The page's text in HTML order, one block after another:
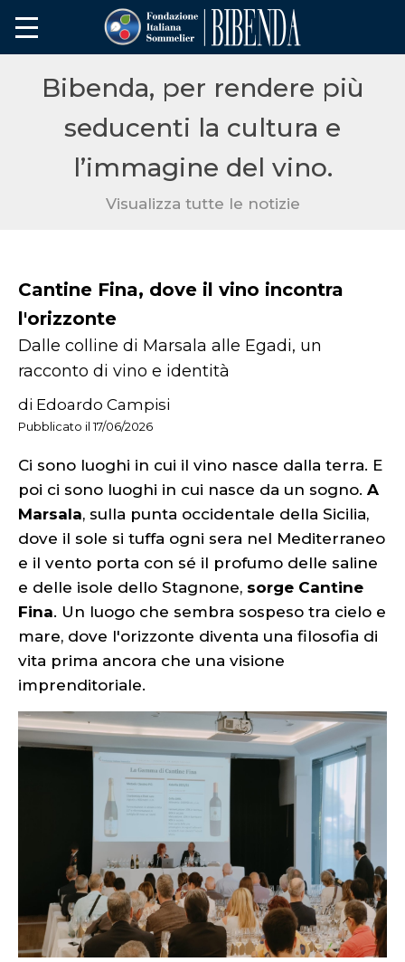
Bibenda, per rendere più
seducenti la cultura e
l’immagine del vino.
Visualizza tutte le notizie
Cantine Fina, dove il vino incontra
l'orizzonte
Dalle colline di Marsala alle Egadi, un
racconto di vino e identità
di Edoardo Campisi
Pubblicato il 17/06/2026
Ci sono luoghi in cui il vino nasce dalla terra. E
poi ci sono luoghi in cui nasce da un sogno. A
Marsala, sulla punta occidentale della Sicilia,
dove il sole si tuffa ogni sera nel Mediterraneo
e il vento porta con sé il profumo delle saline
e delle isole dello Stagnone, sorge Cantine
Fina. Un luogo che sembra sospeso tra cielo e
mare, dove l'orizzonte diventa una filosofia di
vita prima ancora che una visione
imprenditoriale.